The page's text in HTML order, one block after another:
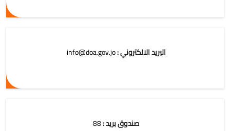
البريد الالكتروني :info@doa.gov.jo
صندوق بريد :